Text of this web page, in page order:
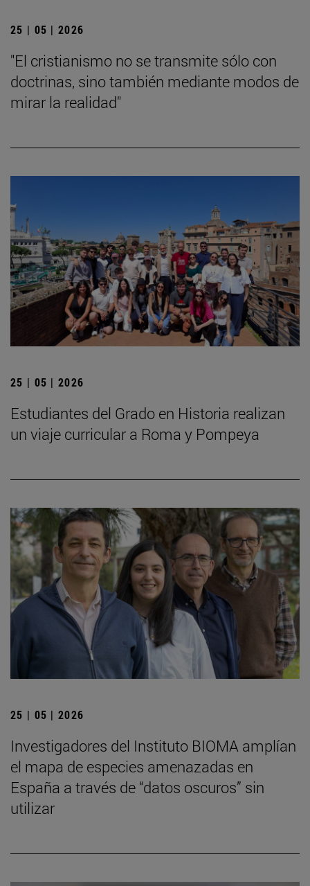
25 | 05 | 2026
"El cristianismo no se transmite sólo con
doctrinas, sino también mediante modos de
mirar la realidad"
25 | 05 | 2026
Estudiantes del Grado en Historia realizan
un viaje curricular a Roma y Pompeya
25 | 05 | 2026
Investigadores del Instituto BIOMA amplían
el mapa de especies amenazadas en
España a través de “datos oscuros” sin
utilizar